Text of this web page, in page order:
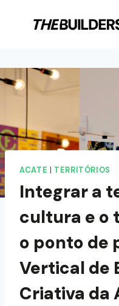
ACATE TERRITÓRIOS
Integrar a
cultura e o
o ponto de
Vertical de
Criativa da